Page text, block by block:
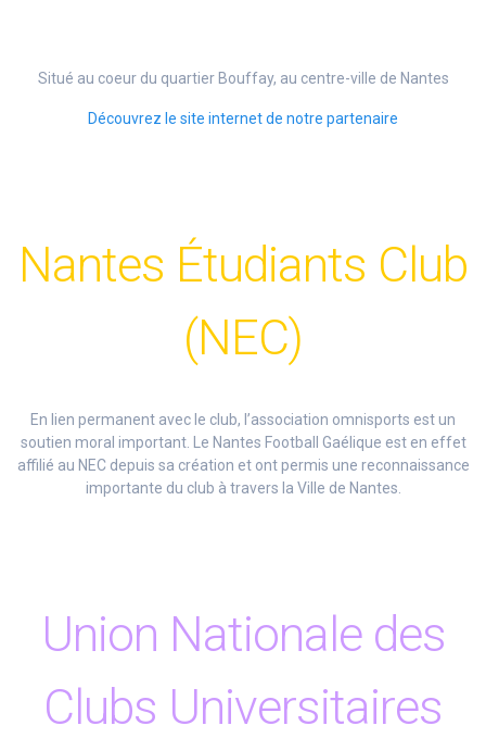
Situé au coeur du quartier Bouffay, au centre-ville de Nantes
Découvrez le site internet de notre partenaire
Nantes Étudiants Club
(NEC)
En lien permanent avec le club, l’association omnisports est un
soutien moral important. Le Nantes Football Gaélique est en effet
affilié au NEC depuis sa création et ont permis une reconnaissance
importante du club à travers la Ville de Nantes.
Union Nationale des
Clubs Universitaires